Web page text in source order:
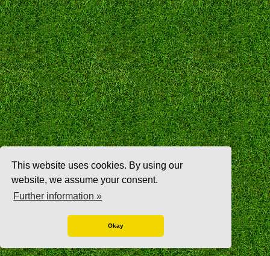
This website uses cookies. By using our
website, we assume your consent.
Further information »
Okay